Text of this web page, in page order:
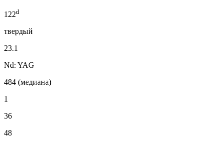
122d
твердый
23.1
Nd: YAG
484 (медиана)
1
36
48